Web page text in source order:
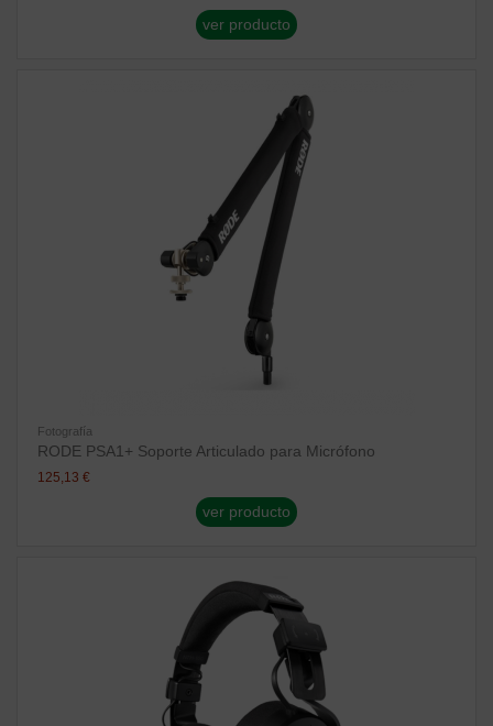
ver producto
Fotografía
RODE PSA1+ Soporte Articulado para Micrófono
125,13 €
ver producto